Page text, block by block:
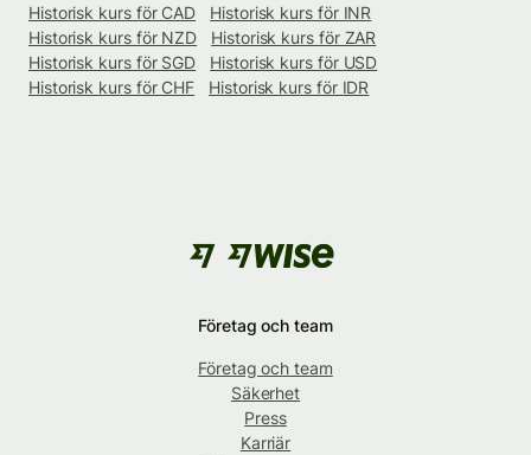
Historisk kurs för CAD
Historisk kurs för INR
Historisk kurs för NZD
Historisk kurs för ZAR
Historisk kurs för SGD
Historisk kurs för USD
Historisk kurs för CHF
Historisk kurs för IDR
Företag och team
Företag och team
Säkerhet
Press
Karriär